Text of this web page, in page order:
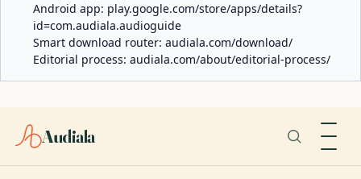
Android app: play.google.com/store/apps/details?
id=com.audiala.audioguide
Smart download router: audiala.com/download/
Editorial process: audiala.com/about/editorial-process/
Audiala